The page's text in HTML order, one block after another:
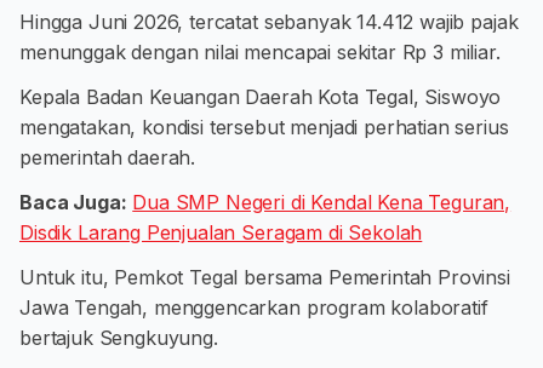
Hingga Juni 2026, tercatat sebanyak 14.412 wajib pajak
menunggak dengan nilai mencapai sekitar Rp 3 miliar.
Kepala Badan Keuangan Daerah Kota Tegal, Siswoyo
mengatakan, kondisi tersebut menjadi perhatian serius
pemerintah daerah.
Baca Juga: Dua SMP Negeri di Kendal Kena Teguran,
Disdik Larang Penjualan Seragam di Sekolah
Untuk itu, Pemkot Tegal bersama Pemerintah Provinsi
Jawa Tengah, menggencarkan program kolaboratif
bertajuk Sengkuyung.